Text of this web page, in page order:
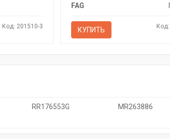
Код: 201510-3
FAG
КУПИТЬ
RR176553G
MR263886